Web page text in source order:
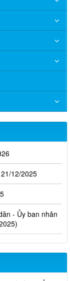
12/2025
- Ủy ban nhân
dưới 6 tuổi